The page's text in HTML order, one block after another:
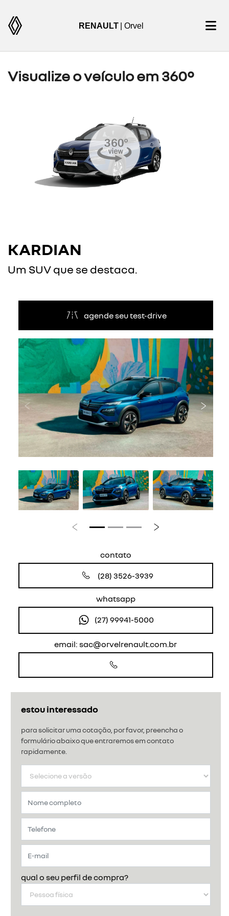
RENAULT | Orvel
Visualize o veículo em 360°
KARDIAN
Um SUV que se destaca.
agende seu test-drive
estou interessado
para solicitar uma cotação, por favor, preencha o
formulário abaixo que entraremos em contato
rapidamente.
qual o seu perfil de compra?
Anterior
Anterior Próximo
contato
(28) 3526-3939
whatsapp
(27) 99941-5000
email: sac@orvelrenault.com.br